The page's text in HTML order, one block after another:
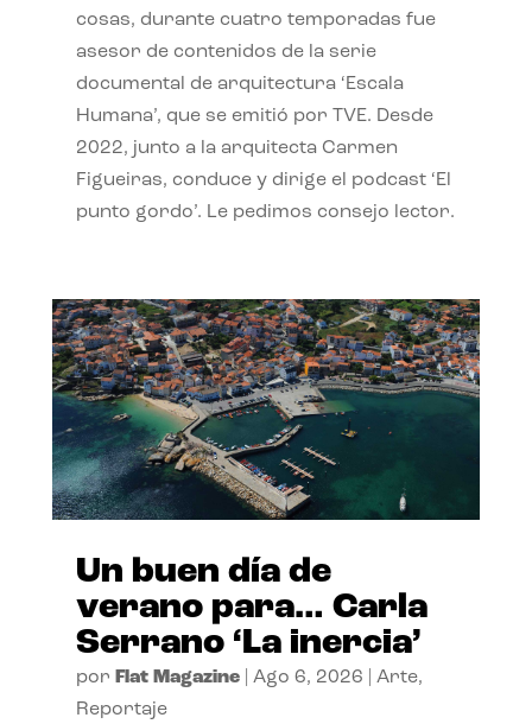
cosas, durante cuatro temporadas fue
asesor de contenidos de la serie
documental de arquitectura ‘Escala
Humana’, que se emitió por TVE. Desde
2022, junto a la arquitecta Carmen
Figueiras, conduce y dirige el podcast ‘El
punto gordo’. Le pedimos consejo lector.
Un buen día de
verano para… Carla
Serrano ‘La inercia’
por Flat Magazine| Ago 6, 2026 Arte,
Reportaje